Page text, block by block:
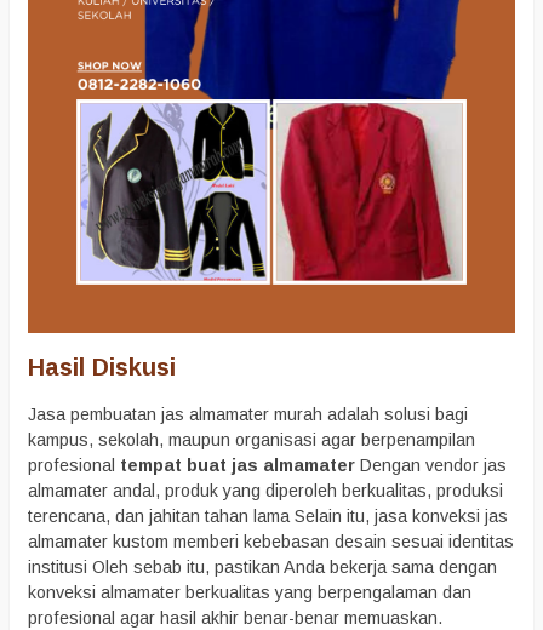
Hasil Diskusi
Jasa pembuatan jas almamater murah adalah solusi bagi
kampus, sekolah, maupun organisasi agar berpenampilan
profesional tempat buat jas almamater Dengan vendor jas
almamater andal, produk yang diperoleh berkualitas, produksi
terencana, dan jahitan tahan lama Selain itu, jasa konveksi jas
almamater kustom memberi kebebasan desain sesuai identitas
institusi Oleh sebab itu, pastikan Anda bekerja sama dengan
konveksi almamater berkualitas yang berpengalaman dan
profesional agar hasil akhir benar-benar memuaskan.